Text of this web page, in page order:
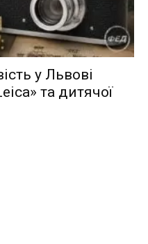
у Львові
та дитячої